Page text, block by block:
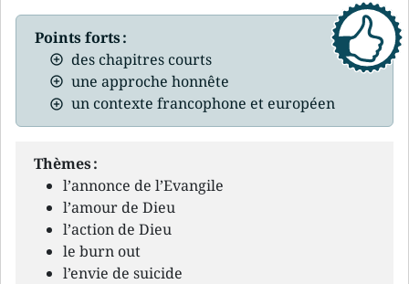
Points forts :
des chapitres courts
une approche honnête
un contexte francophone et européen
Thèmes :
l’annonce de l’Evangile
l’amour de Dieu
l’action de Dieu
le burn out
l’envie de suicide